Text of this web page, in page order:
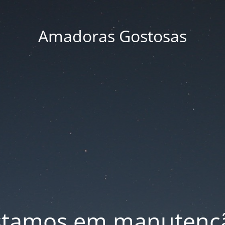
Amadoras Gostosas